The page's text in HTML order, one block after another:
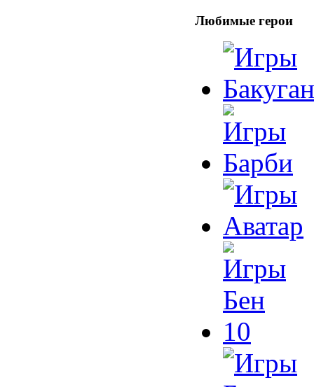
Любимые герои